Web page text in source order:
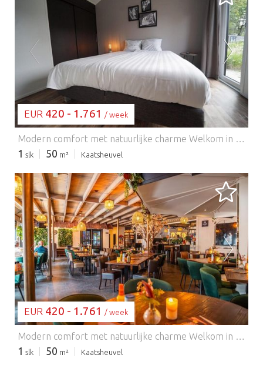
BEZIG MET LADEN...
EUR 420 - 1.761 / week
Modern comfort met natuurlijke charme Welkom in uw gezellige, moderne chalet in het hart van Resort Kaatsheuvel! Deze stijlvolle gelijkvloerse woning biedt een licht interieur, een strakke open keuken met alle benodigdheden – inclusief een vaatwasser en combimagnetron – en een ontspannen woonkamer met een flatscreen-tv. Twee uitnodigende slaapkamers bieden flexibele slaapmogelijkheden voor stellen, vrienden of kleine gezinnen. Buiten kunt u ontspannen op uw privéterras of genieten van maaltijden in de rustige tuin. Centrale parkeergelegenheid en gratis wifi dragen bij aan een zorgeloos verblijf. Loop naar de Efteling, verblijf voor de natuur Op slechts 2 km van het magische pretpark De Efteling is deze woning de perfecte uitvalsbasis voor onvergetelijke avonturen. Ontdek naast de attracties en sprookjes de schilderachtige wandelpaden in Nationaal Park Loonse en Drunense Duinen – ideaal voor lange natuurwandelingen met uw trouwe viervoeter. De omgeving verwelkomt viervoeters, met losloopgebieden en huisdiervriendelijke cafés zoals "Brasserie Woods" en "Het Witte Paard" in de buurt. Of u nu door de duinen wandelt of ontspant in de tuin, dit is een oase van rust voor zowel mens als hond. Eten, plezier en huisdiervriendelijke voorzieningen Zin in lokale smaken? Geniet van huisdiervriendelijke terrassen en hartige Nederlandse gerechten in het gezellige centrum van Kaatsheuvel, op slechts een paar minuten afstand. Probeer "De Molen" voor klassieke pannenkoeken of "Eetcafé Kandinsky" voor een ontspannen sfeer. Terug in het resort vindt u binnen- en buitenzwembaden, terwijl het binnenzwembad perfect is voor een snelle duik. EuroParcs kan voor gasten die in een vakantiehuis verblijven een borgsom vragen vóór aankomst. Na vertrek wordt de accommodatie geïnspecteerd en wordt de borg binnen ongeveer drie weken terugbetaald, mits er geen schade, ontbrekende spullen of overlast wordt geconstateerd. Indien nodig kunnen extra kosten in rekening worden gebracht. Gasten worden vriendelijk verzocht de huisregels te volgen en respect te tonen voor andere gasten om een vlotte terugbetaling te garanderen. Houd er rekening mee dat tijdens grote evenementen en festivals een hogere borgsom kan worden gevraagd.
1 slk 50 m² Kaatsheuvel
BEZIG MET LADEN...
EUR 420 - 1.761 / week
Modern comfort met natuurlijke charme Welkom in uw gezellige, moderne chalet in het hart van Resort Kaatsheuvel! Deze stijlvolle gelijkvloerse woning biedt een licht interieur, een strakke open keuken met alle benodigdheden – inclusief een vaatwasser en combimagnetron – en een ontspannen woonkamer met een flatscreen-tv. Twee uitnodigende slaapkamers bieden flexibele slaapmogelijkheden voor stellen, vrienden of kleine gezinnen. Buiten kunt u ontspannen op uw privéterras of genieten van maaltijden in de rustige tuin. Centrale parkeergelegenheid en gratis wifi dragen bij aan een zorgeloos verblijf. Loop naar de Efteling, verblijf voor de natuur Op slechts 2 km van het magische pretpark De Efteling is deze woning de perfecte uitvalsbasis voor onvergetelijke avonturen. Ontdek naast de attracties en sprookjes de schilderachtige wandelpaden in Nationaal Park Loonse en Drunense Duinen – ideaal voor lange natuurwandelingen met uw trouwe viervoeter. De omgeving verwelkomt viervoeters, met losloopgebieden en huisdiervriendelijke cafés zoals "Brasserie Woods" en "Het Witte Paard" in de buurt. Of u nu door de duinen wandelt of ontspant in de tuin, dit is een oase van rust voor zowel mens als hond. Eten, plezier en huisdiervriendelijke voorzieningen Zin in lokale smaken? Geniet van huisdiervriendelijke terrassen en hartige Nederlandse gerechten in het gezellige centrum van Kaatsheuvel, op slechts een paar minuten afstand. Probeer "De Molen" voor klassieke pannenkoeken of "Eetcafé Kandinsky" voor een ontspannen sfeer. Terug in het resort vindt u binnen- en buitenzwembaden, terwijl het binnenzwembad perfect is voor een snelle duik. EuroParcs kan voor gasten die in een vakantiehuis verblijven een borgsom vragen vóór aankomst. Na vertrek wordt de accommodatie geïnspecteerd en wordt de borg binnen ongeveer drie weken terugbetaald, mits er geen schade, ontbrekende spullen of overlast wordt geconstateerd. Indien nodig kunnen extra kosten in rekening worden gebracht. Gasten worden vriendelijk verzocht de huisregels te volgen en respect te tonen voor andere gasten om een vlotte terugbetaling te garanderen. Houd er rekening mee dat tijdens grote evenementen en festivals een hogere borgsom kan worden gevraagd.
1 slk 50 m² Kaatsheuvel